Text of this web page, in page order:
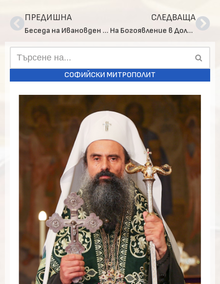
ПРЕДИШНА
Беседа на Ивановден с дванадесетокласниците от 21 СУ „Христо Ботев“, гр. София
СЛЕДВАЩА
На Богоявление в Долна баня
СОФИЙСКИ МИТРОПОЛИТ